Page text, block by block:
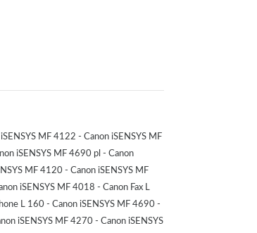
MF 4122 - Canon iSENSYS MF
iSENSYS MF 4690 pl - Canon
MF 4120 - Canon iSENSYS MF
iSENSYS MF 4018 - Canon Fax L
L 160 - Canon iSENSYS MF 4690 -
iSENSYS MF 4270 - Canon iSENSYS